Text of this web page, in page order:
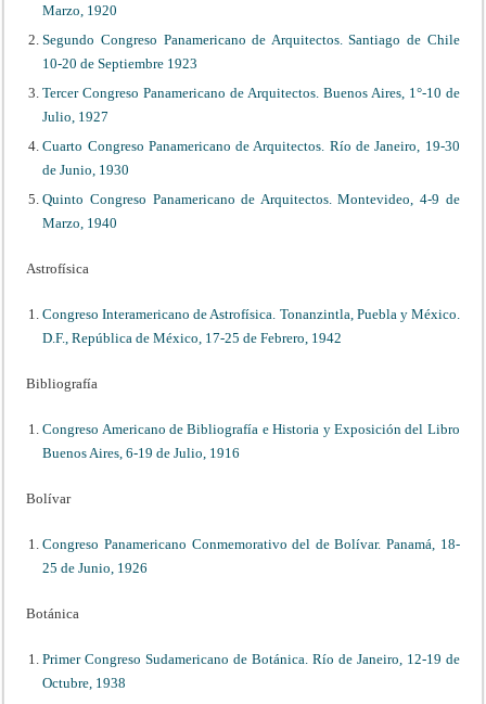
Marzo, 1920
Segundo Congreso Panamericano de Arquitectos. Santiago de Chile
10-20 de Septiembre 1923
Tercer Congreso Panamericano de Arquitectos. Buenos Aires, 1°-10 de
Julio, 1927
Cuarto Congreso Panamericano de Arquitectos. Río de Janeiro, 19-30
de Junio, 1930
Quinto Congreso Panamericano de Arquitectos. Montevideo, 4-9 de
Marzo, 1940
Astrofísica
Congreso Interamericano de Astrofísica. Tonanzintla, Puebla y México.
D.F., República de México, 17-25 de Febrero, 1942
Bibliografía
Congreso Americano de Bibliografía e Historia y Exposición del Libro
Buenos Aires, 6-19 de Julio, 1916
Bolívar
Congreso Panamericano Conmemorativo del de Bolívar. Panamá, 18-
25 de Junio, 1926
Botánica
Primer Congreso Sudamericano de Botánica. Río de Janeiro, 12-19 de
Octubre, 1938